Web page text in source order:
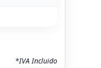
*IVA Incluido